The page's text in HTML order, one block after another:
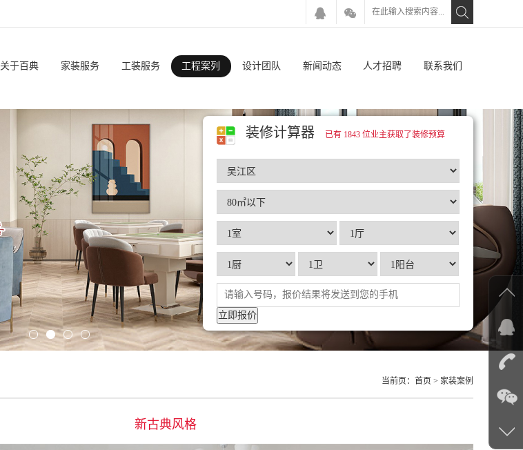
关于百典 家装服务 工装服务 工程案列 设计团队 新闻动态 人才招聘 联系我们
装修计算器 已有 1843 位业主获取了装修预算
当前页： 首页 > 家装案例
新古典风格